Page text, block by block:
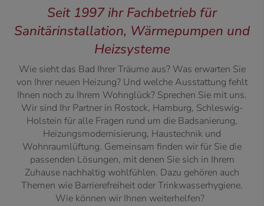
Seit 1997 ihr Fachbetrieb für
Sanitärinstallation, Wärmepumpen und
Heizsysteme
Wie sieht das Bad Ihrer Träume aus? Was erwarten Sie
von Ihrer neuen Heizung? Und welche Ausstattung fehlt
Ihnen noch zu Ihrem Wohnglück? Sprechen Sie mit uns.
Wir sind Ihr Partner in Rostock, Hamburg, Schleswig-
Holstein für alle Fragen rund um die Badsanierung,
Heizungsmodernisierung, Haustechnik und
Wohnraumlüftung. Gemeinsam finden wir für Sie die
passenden Lösungen, mit denen Sie sich in Ihrem
Zuhause nachhaltig wohlfühlen. Dazu gehören auch
Themen wie Barrierefreiheit oder Trinkwasserhygiene.
Wie können wir Ihnen weiterhelfen?